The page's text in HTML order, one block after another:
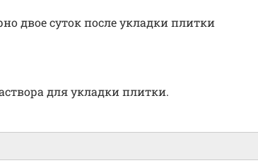
двое суток после укладки плитки
для укладки плитки.